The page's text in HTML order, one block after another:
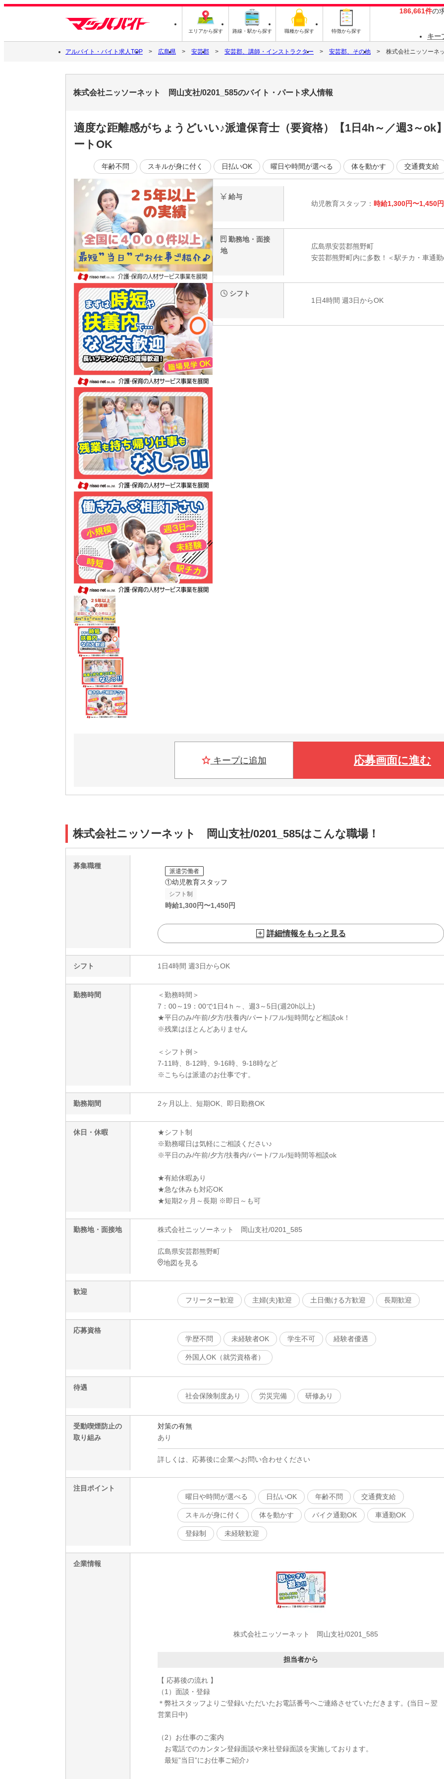
エリアから探す 路線・駅から探す 職種から探す 特徴から探す
186,661件の
キー
アルバイト・バイト求人TOP 広島県 安芸郡 安芸郡、講師・インストラクター 安芸郡、その他 株式会社ニッソー
株式会社ニッソーネット 岡山支社/0201_585のバイト・パート求人情報
適度な距離感がちょうどいい♪派遣保育士（要資格）【1日4h～／週3～ok
ートOK
年齢不問 スキルが身に付く 日払いOK 曜日や時間が選べる 体を動かす 交通費支給
給与
幼児教育スタッフ： 時給1,300円〜1,450円
勤務地・面接
地
広島県安芸郡熊野町
安芸郡熊野町内に多数！＜駅チカ・車通勤
シフト
1日4時間 週3日からOK
キープに追加 応募画面に進む
株式会社ニッソーネット 岡山支社/0201_585はこんな職場！
募集職種
派遣労働者
①幼児教育スタッフ
シフト制
時給1,300円〜1,450円
詳細情報をもっと見る
シフト 1日4時間 週3日からOK
勤務時間
＜勤務時間＞
7：00～19：00で1日4ｈ～、週3～5日(週20h以上)
★平日のみ/午前/夕方/扶養内/パート/フル/短時間など相談ok！
※残業はほとんどありません
＜シフト例＞
7-11時、8-12時、9-16時、9-18時など
※こちらは派遣のお仕事です。
勤務期間 2ヶ月以上、短期OK、即日勤務OK
休日・休暇
★シフト制
※勤務曜日は気軽にご相談ください♪
※平日のみ/午前/夕方/扶養内/パート/フル/短時間等相談ok
★有給休暇あり
★急な休みも対応OK
★短期2ヶ月～長期 ※即日～も可
勤務地・面接地 株式会社ニッソーネット 岡山支社/0201_585
広島県安芸郡熊野町
地図を見る
歓迎
フリーター歓迎
主婦(夫)歓迎 土日働ける方歓迎 長期歓迎
応募資格
学歴不問
未経験者OK 学生不可 経験者優遇
外国人OK（就労資格者）
待遇
社会保険制度あり
労災完備 研修あり
受動喫煙防止の
取り組み
対策の有無
あり
詳しくは、応募後に企業へお問い合わせください
注目ポイント
曜日や時間が選べる
日払いOK 年齢不問 交通費支給
スキルが身に付く 体を動かす バイク通勤OK 車通勤OK
登録制 未経験歓迎
企業情報
株式会社ニッソーネット 岡山支社/0201_585
担当者から
【 応募後の流れ 】
（1）面談・登録
＊弊社スタッフよりご登録いただいたお電話番号へご連絡させていただきます。(当日～翌
営業日中)
（2）お仕事のご案内
お電話でのカンタン登録面談や来社登録面談を実施しております。
最短”当日”にお仕事ご紹介♪